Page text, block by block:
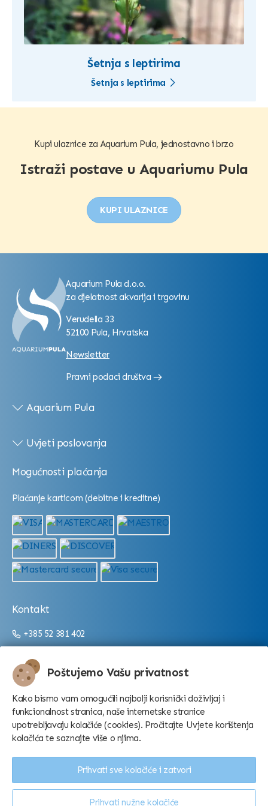
Poštujemo Vašu privatnost
Kako bismo vam omogućili najbolji korisnički doživljaj i
funkcionalnost stranica, naše internetske stranice
upotrebljavaju kolačiće (cookies). Pročitajte Uvjete korištenja
kolačića te saznajte više o njima.
Prihvati nužne kolačiće
Prihvati sve kolačiće i zatvori
Šetnja s leptirima
Šetnja s leptirima
Kupi ulaznice za Aquarium Pula, jednostavno i brzo
Istraži postave u Aquariumu Pula
KUPI ULAZNICE
Aquarium Pula d.o.o.
za djelatnost akvarija i trgovinu
Verudella 33
52100 Pula, Hrvatska
Newsletter
Pravni podaci društva
Aquarium Pula
Uvjeti poslovanja
Mogućnosti plaćanja
Plaćanje karticom (debitne i kreditne)
Kontakt
+385 52 381 402
info@aquarium.hr
Radno vrijeme:
Od 9:00 do 16:00/22:00 (ovisno o sezoni)